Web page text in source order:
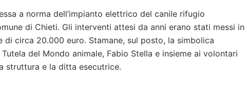
a norma dell’impianto elettrico del canile rifugio
di Chieti. Gli interventi attesi da anni erano stati messi in
circa 20.000 euro. Stamane, sul posto, la simbolica
Tutela del Mondo animale, Fabio Stella e insieme ai volontari
struttura e la ditta esecutrice.